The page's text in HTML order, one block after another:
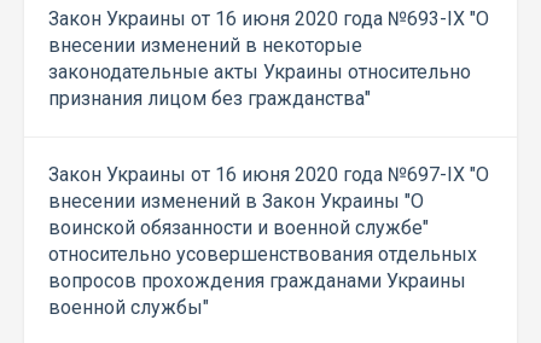
Закон Украины от 16 июня 2020 года №693-IX "О
внесении изменений в некоторые
законодательные акты Украины относительно
признания лицом без гражданства"
Закон Украины от 16 июня 2020 года №697-IX "О
внесении изменений в Закон Украины "О
воинской обязанности и военной службе"
относительно усовершенствования отдельных
вопросов прохождения гражданами Украины
военной службы"